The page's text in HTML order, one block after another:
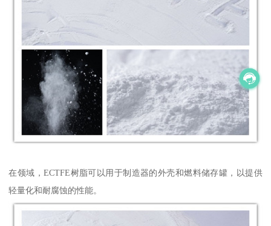
在领域，ECTFE树脂可以用于制造器的外壳和燃料储存罐，以提供
轻量化和耐腐蚀的性能。